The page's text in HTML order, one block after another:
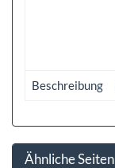
Beschreibung
Ähnliche Seiten